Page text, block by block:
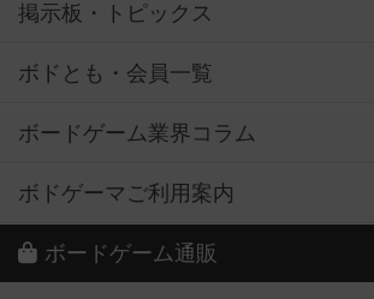
掲示板・トピックス
ボドとも・会員一覧
ボードゲーム業界コラム
ボドゲーマご利用案内
ボードゲーム通販